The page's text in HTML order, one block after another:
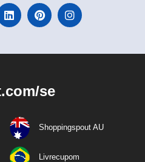
se
Shoppingspout AU
Livrecupom